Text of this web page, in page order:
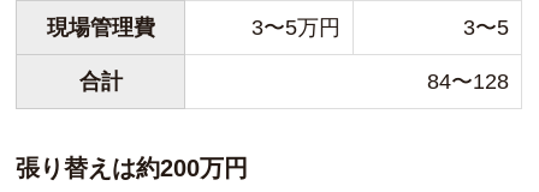
現場管理費 3〜5万円 3〜5
合計 84〜128
張り替えは約200万円